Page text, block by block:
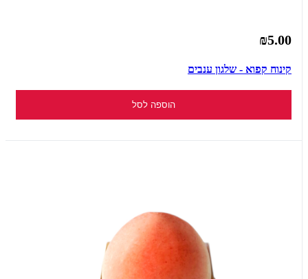
₪5.00
קינוח קפוא - שלגון ענבים
הוספה לסל